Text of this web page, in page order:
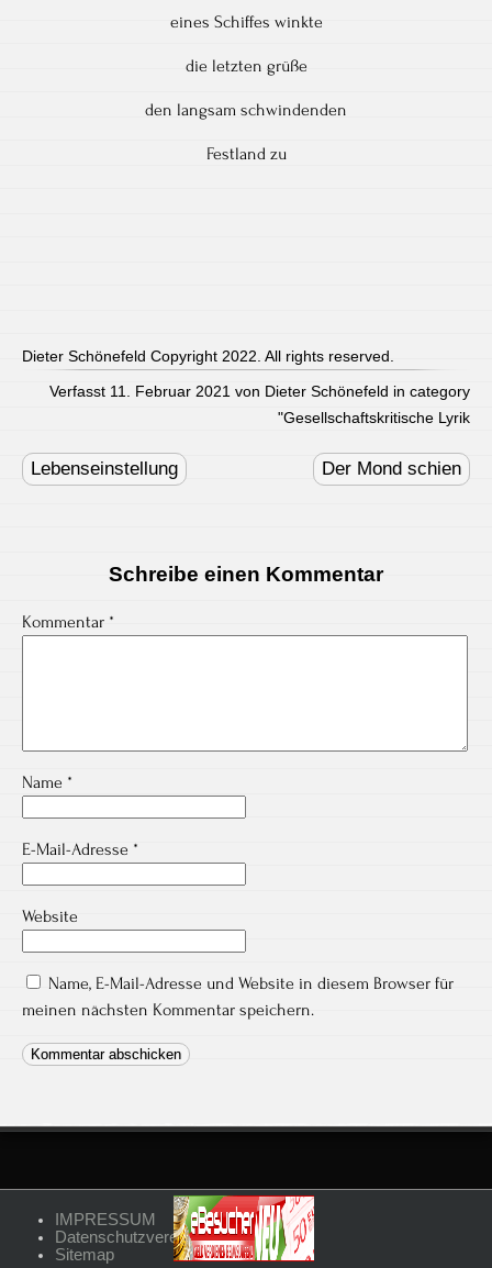
eines Schiffes winkte
die letzten grüße
den langsam schwindenden
Festland zu
Dieter Schönefeld Copyright 2022. All rights reserved.
Verfasst 11. Februar 2021 von Dieter Schönefeld in category
"Gesellschaftskritische Lyrik
navigation
Lebenseinstellung Der Mond schien
Schreibe einen Kommentar
Kommentar *
Name *
E-Mail-Adresse *
Website
Name, E-Mail-Adresse und Website in diesem Browser für
meinen nächsten Kommentar speichern.
IMPRESSUM
Datenschutzvereinbarungen
Sitemap